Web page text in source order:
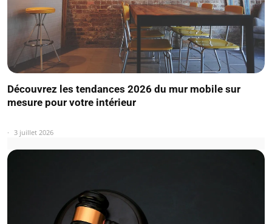
Découvrez les tendances 2026 du mur mobile sur
mesure pour votre intérieur
3 juillet 2026